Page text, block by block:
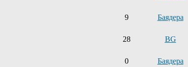
9 Баядера
28 BG
0 Баядера